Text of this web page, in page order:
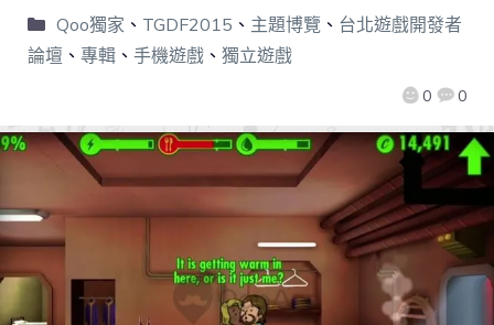
0 0
Qoo獨家 、 TGDF2015 、 主題博覽 、 台北遊戲開發者
論壇 、 專輯 、 手機遊戲 、 獨立遊戲